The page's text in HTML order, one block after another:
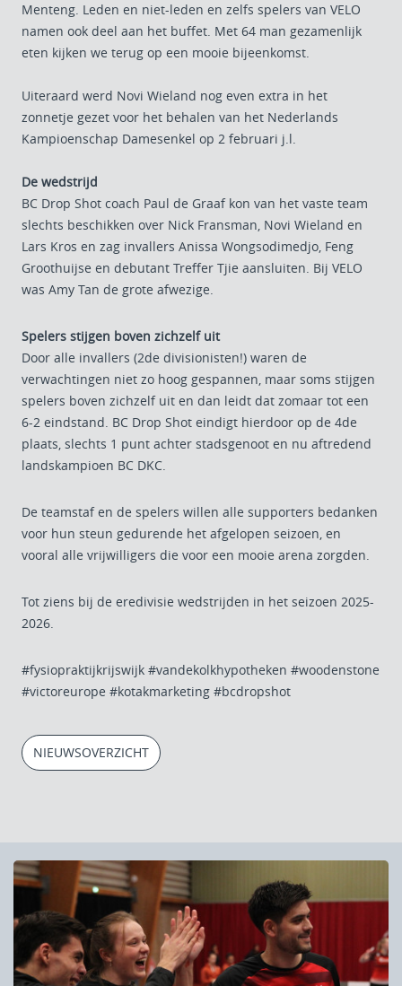
Menteng. Leden en niet-leden en zelfs spelers van VELO
namen ook deel aan het buffet. Met 64 man gezamenlijk
eten kijken we terug op een mooie bijeenkomst.
Uiteraard werd Novi Wieland nog even extra in het
zonnetje gezet voor het behalen van het Nederlands
Kampioenschap Damesenkel op 2 februari j.l.
De wedstrijd
BC Drop Shot coach Paul de Graaf kon van het vaste team
slechts beschikken over Nick Fransman, Novi Wieland en
Lars Kros en zag invallers Anissa Wongsodimedjo, Feng
Groothuijse en debutant Treffer Tjie aansluiten. Bij VELO
was Amy Tan de grote afwezige.
Spelers stijgen boven zichzelf uit
Door alle invallers (2de divisionisten!) waren de
verwachtingen niet zo hoog gespannen, maar soms stijgen
spelers boven zichzelf uit en dan leidt dat zomaar tot een
6-2 eindstand. BC Drop Shot eindigt hierdoor op de 4de
plaats, slechts 1 punt achter stadsgenoot en nu aftredend
landskampioen BC DKC.
De teamstaf en de spelers willen alle supporters bedanken
voor hun steun gedurende het afgelopen seizoen, en
vooral alle vrijwilligers die voor een mooie arena zorgden.
Tot ziens bij de eredivisie wedstrijden in het seizoen 2025-
2026.
#fysiopraktijkrijswijk #vandekolkhypotheken #woodenstone
#victoreurope #kotakmarketing #bcdropshot
NIEUWSOVERZICHT